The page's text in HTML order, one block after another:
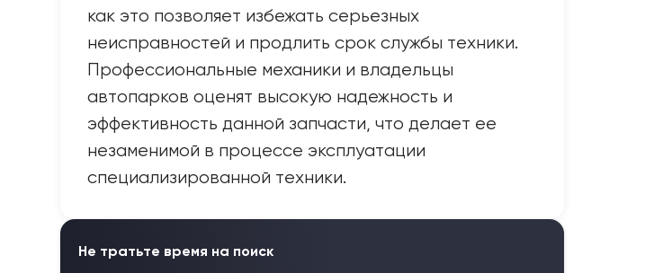
как это позволяет избежать серьезных
неисправностей и продлить срок службы техники.
Профессиональные механики и владельцы
автопарков оценят высокую надежность и
эффективность данной запчасти, что делает ее
незаменимой в процессе эксплуатации
специализированной техники.
Не тратьте время на поиск